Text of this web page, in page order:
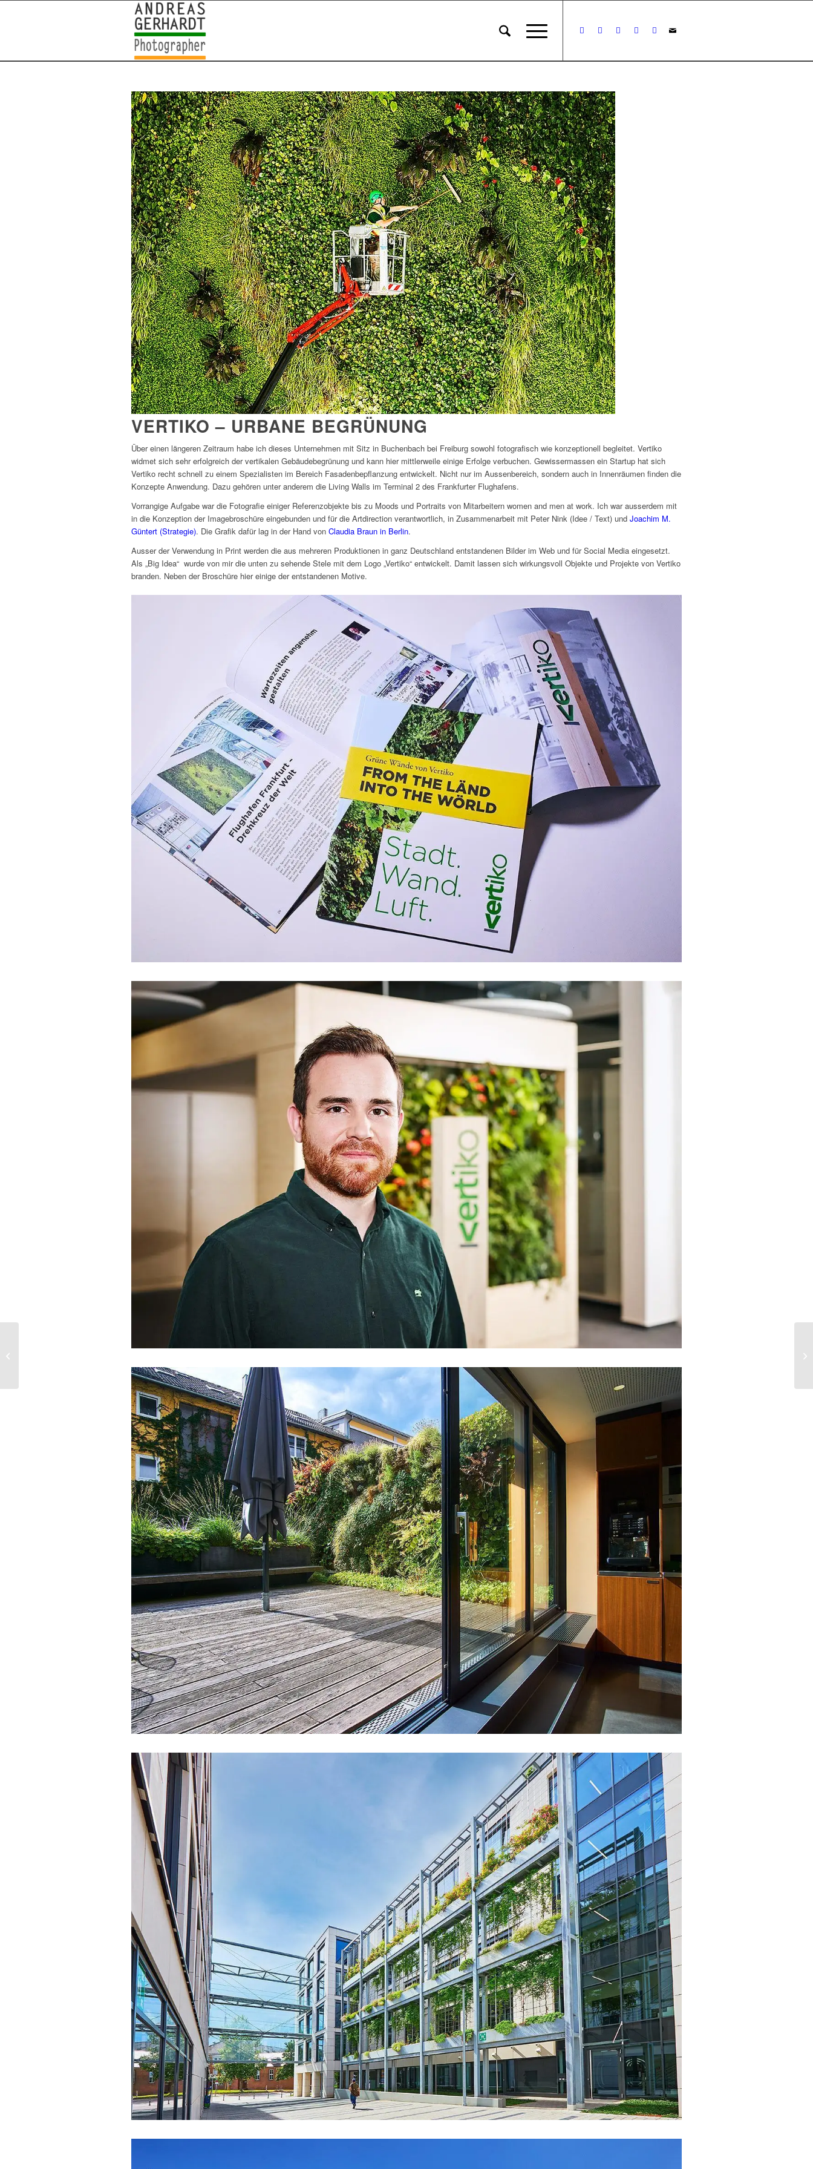
VERTIKO – URBANE BEGRÜNUNG
Über einen längeren Zeitraum habe ich dieses Unternehmen mit Sitz in Buchenbach bei Freiburg sowohl fotografisch wie konzeptionell begleitet. Vertiko
widmet sich sehr erfolgreich der vertikalen Gebäudebegrünung und kann hier mittlerweile einige Erfolge verbuchen. Gewissermassen ein Startup hat sich
Vertiko recht schnell zu einem Spezialisten im Bereich Fasadenbepflanzung entwickelt. Nicht nur im Aussenbereich, sondern auch in Innenräumen finden die
Konzepte Anwendung. Dazu gehören unter anderem die Living Walls im Terminal 2 des Frankfurter Flughafens.
Vorrangige Aufgabe war die Fotografie einiger Referenzobjekte bis zu Moods und Portraits von Mitarbeitern women and men at work. Ich war ausserdem mit
in die Konzeption der Imagebroschüre eingebunden und für die Artdirection verantwortlich, in Zusammenarbeit mit Peter Nink (Idee / Text) und Joachim M.
Güntert (Strategie). Die Grafik dafür lag in der Hand von Claudia Braun in Berlin.
Ausser der Verwendung in Print werden die aus mehreren Produktionen in ganz Deutschland entstandenen Bilder im Web und für Social Media eingesetzt.
Als „Big Idea“ wurde von mir die unten zu sehende Stele mit dem Logo „Vertiko“ entwickelt. Damit lassen sich wirkungsvoll Objekte und Projekte von Vertiko
branden. Neben der Broschüre hier einige der entstandenen Motive.